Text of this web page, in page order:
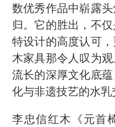
数优秀作品中崭露
归。它的胜出，不
特设计的高度认可
木家具那令人叹为
流长的深厚文化底
化与非遗技艺的水乳
李忠信红木《元首